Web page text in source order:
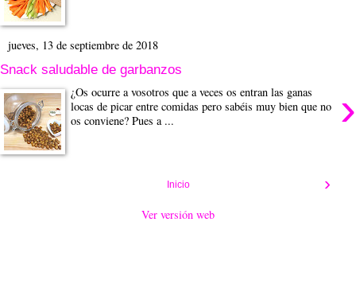
jueves, 13 de septiembre de 2018
Snack saludable de garbanzos
›
¿Os ocurre a vosotros que a veces os entran las ganas
locas de picar entre comidas pero sabéis muy bien que no
os conviene? Pues a ...
›
Inicio
Ver versión web